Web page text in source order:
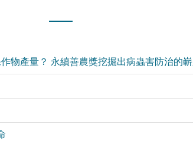
物產量？ 永續善農獎挖掘出病蟲害防治的